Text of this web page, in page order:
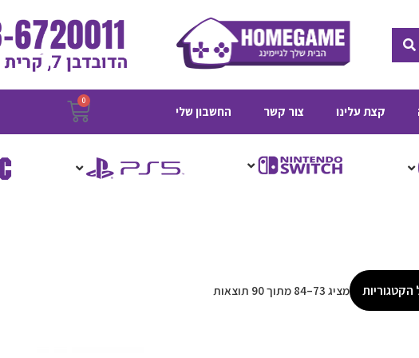
חיפוש
קצת עלינו צור קשר החשבון שלי
0 עגלת
קניות
הקטגוריות מציג 73–84 מתוך 90 תוצאות